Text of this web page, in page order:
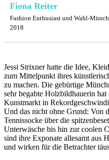
Fiona Reiter
Fashion Enthusiast und Wahl-
2018
Jessi Strixner hatte die Idee,
zum Mittelpunkt ihres
zu machen. Die gebürtige
sehr begabte Holzbildhauerin hat
Kunstmarkt in
Und das nicht ohne Grund: Von
Tennissocke über die
Unterwäsche bis hin zur coolen
sind ihre Exponate allesamt aus
und wirken für die Betrachter